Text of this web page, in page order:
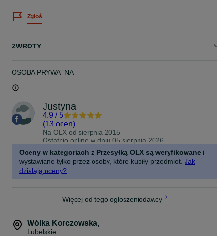
Zgłoś
ZWROTY
OSOBA PRYWATNA
Justyna
4.9 / 5
(13 ocen)
Na OLX od sierpnia 2015
Ostatnio online w dniu 05 sierpnia 2026
Oceny w kategoriach z Przesyłką OLX są weryfikowane i
wystawiane tylko przez osoby, które kupiły przedmiot. Jak
działają oceny?
Więcej od tego ogłoszeniodawcy
Wólka Korczowska,
Lubelskie